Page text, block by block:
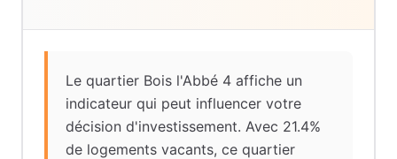
Le quartier Bois l'Abbé 4 affiche un
indicateur qui peut influencer votre
décision d'investissement. Avec 21.4%
de logements vacants, ce quartier